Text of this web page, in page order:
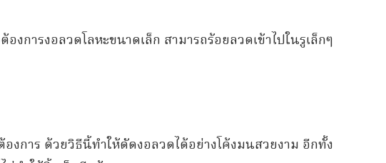
องการงอลวดโลหะขนาดเล็ก สามารถร้อยลวดเข้าไปในรูเล็กๆ
งการ ด้วยวิธีนี้ทำให้ดัดงอลวดได้อย่างโค้งมนสวยงาม อีกทั้ง